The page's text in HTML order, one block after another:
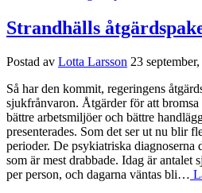
Strandhälls
Postad av Lotta Larsson 23
Så har den kommit, regeringens
sjukfrånvaron. Åtgärder för att
bättre arbetsmiljöer och bättre
presenterades. Som det ser ut nu blir
perioder. De psykiatriska diagnoserna
som är mest drabbade. Idag är antalet
per person, och dagarna väntas bli…